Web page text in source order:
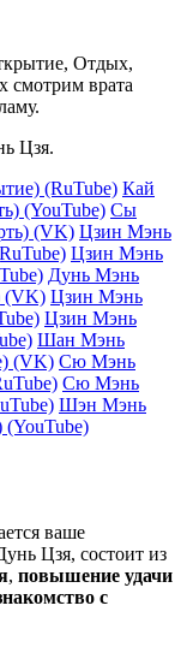
Отдых,
смотрим врата
Цзя.
(RuTube) Кай
(YouTube) Сы
(VK) Цзин Мэнь
Цзин Мэнь
Дунь Мэнь
(VK) Цзин Мэнь
Цзин Мэнь
Шан Мэнь
(VK) Сю Мэнь
Сю Мэнь
Шэн Мэнь
ваше
Цзя, состоит из
, повышение удачи
с